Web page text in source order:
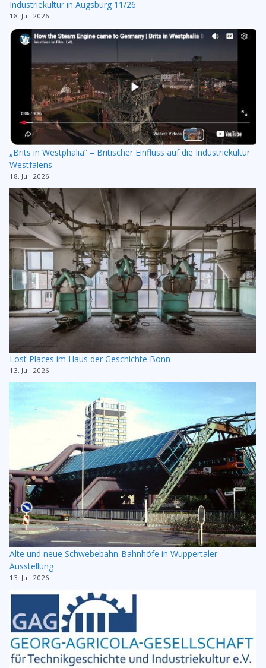
Industriekultur in Augsburg 11/26
18. Juli 2026
„Brits in Westphalia“ – Britischer Einfluss auf die Industriekultur
Westfalens
18. Juli 2026
Lost Places im Haus der Geschichte Bonn
13. Juli 2026
Alte und neue Schwebebahn-Bahnhöfe in Wuppertaler
Ausstellung
13. Juli 2026